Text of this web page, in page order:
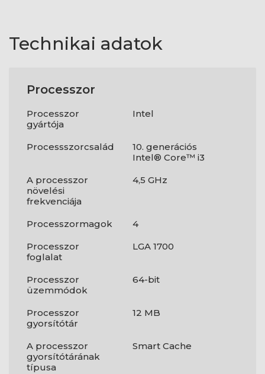
Technikai adatok
Processzor
Processzor
gyártója
Intel
Processszorcsalád
10. generációs
Intel® Core™ i3
A processzor
növelési
frekvenciája
4,5 GHz
Processzormagok
4
Processzor
foglalat
LGA 1700
Processzor
üzemmódok
64-bit
Processzor
gyorsítótár
12 MB
A processzor
gyorsítótárának
típusa
Smart Cache